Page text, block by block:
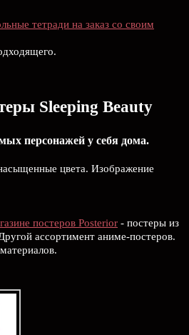
тетради на заказ со своим
Sleeping Beauty
персонажей у себя дома.
цвета. Изображение
постеров Posterior - постеры из
ассортимент аниме-постеров.